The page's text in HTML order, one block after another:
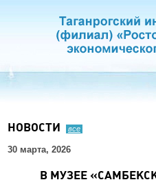
НОВОСТИ все
30 марта, 2026
В МУЗЕЕ